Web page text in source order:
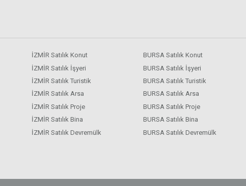
İZMİR Satılık Konut
İZMİR Satılık İşyeri
İZMİR Satılık Turistik
İZMİR Satılık Arsa
İZMİR Satılık Proje
İZMİR Satılık Bina
İZMİR Satılık Devremülk
BURSA Satılık Konut
BURSA Satılık İşyeri
BURSA Satılık Turistik
BURSA Satılık Arsa
BURSA Satılık Proje
BURSA Satılık Bina
BURSA Satılık Devremülk